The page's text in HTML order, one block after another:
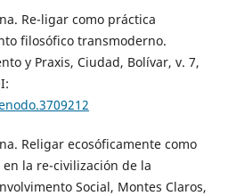
Re-ligar como práctica
filosófico transmoderno.
y Praxis, Ciudad, Bolívar, v. 7,
Religar ecosóficamente como
la re-civilización de la
Social, Montes Claros,